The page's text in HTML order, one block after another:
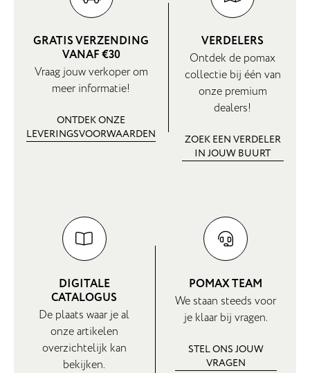
GRATIS VERZENDING
VANAF €30
Vraag jouw verkoper om
meer informatie!
ONTDEK ONZE
LEVERINGSVOORWAARDEN
VERDELERS
Ontdek de pomax
collectie bij één van
onze premium
dealers!
ZOEK EEN VERDELER
IN JOUW BUURT
DIGITALE
CATALOGUS
De plaats waar je al
onze artikelen
overzichtelijk kan
bekijken.
POMAX TEAM
We staan steeds voor
je klaar bij vragen.
STEL ONS JOUW
VRAGEN